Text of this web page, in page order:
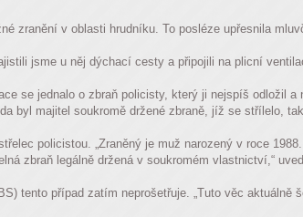
zranění v oblasti hrudníku. To posléze upřesnila
jsme u něj dýchací cesty a připojili na plicní
se jednalo o zbraň policisty, který ji nejspíš
byl majitel soukromě držené zbraně, jíž se střílelo,
policistou. „Zraněný je muž narozený v roce
zbraň legálně držená v soukromém vlastnictví,“
tento případ zatím neprošetřuje. „Tuto věc